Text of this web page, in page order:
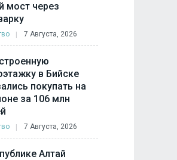
мост через
7 Августа, 2026
в Бийске
покупать на
за 106 млн
7 Августа, 2026
Алтай